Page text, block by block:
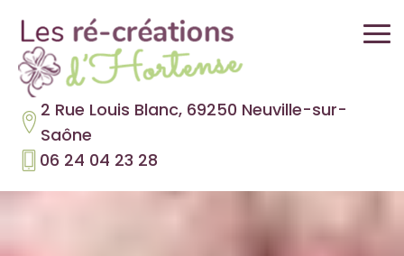
2 Rue Louis Blanc, 69250 Neuville-sur-
Saône
06 24 04 23 28